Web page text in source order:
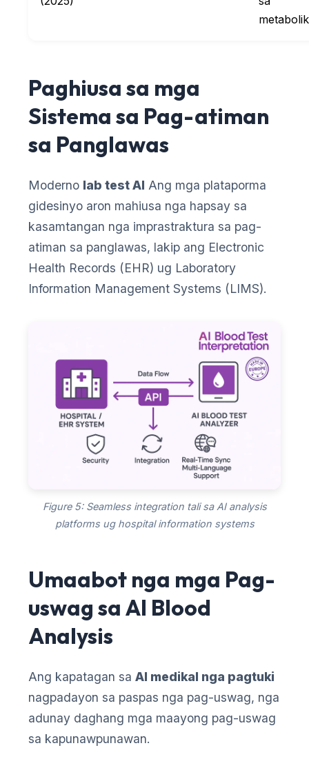
Paghiusa sa mga
Sistema sa Pag-atiman
sa Panglawas
Moderno lab test AI Ang mga plataporma
gidesinyo aron mahiusa nga hapsay sa
kasamtangan nga imprastraktura sa pag-
atiman sa panglawas, lakip ang Electronic
Health Records (EHR) ug Laboratory
Information Management Systems (LIMS).
Figure 5: Seamless integration tali sa AI analysis
platforms ug hospital information systems
Umaabot nga mga Pag-
uswag sa AI Blood
Analysis
Ang kapatagan sa AI medikal nga pagtuki
nagpadayon sa paspas nga pag-uswag, nga
adunay daghang mga maayong pag-uswag
sa kapunawpunawan.
ئۇيغۇرچە
Кыргызча
Татар теле
Беларуская мова
Frysk
Ślōnskŏ gŏdka
Norsk bokmål